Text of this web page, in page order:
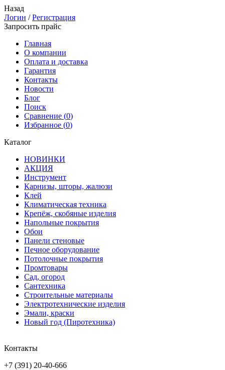
Назад
Логин /Регистрация
Запросить прайс
Главная
О компании
Оплата и доставка
Гарантия
Контакты
Новости
Блог
Поиск
Сравнение (0)
Избранное (0)
Каталог
НОВИНКИ
АКЦИЯ
Инструмент
Карнизы, шторы, жалюзи
Клей
Климатическая техника
Крепёж, скобяные изделия
Напольные покрытия
Обои
Панели стеновые
Печное оборудование
Потолочные покрытия
Промтовары
Сад, огород
Сантехника
Строительные материалы
Электротехнические изделия
Эмали, краски
Новый год (Пиротехника)
Контакты
+7 (391) 20-40-666